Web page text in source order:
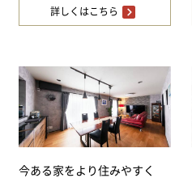
詳しくはこちら
今ある家をより住みやすく